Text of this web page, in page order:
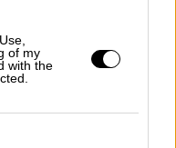
of my
with the